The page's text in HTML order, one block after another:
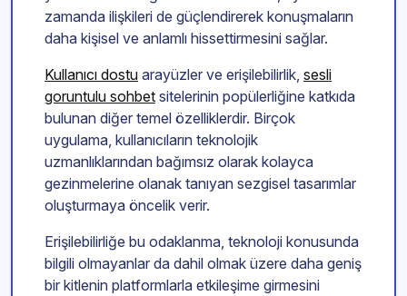
zamanda ilişkileri de güçlendirerek konuşmaların
daha kişisel ve anlamlı hissettirmesini sağlar.
Kullanıcı dostu arayüzler ve erişilebilirlik, sesli
goruntulu sohbet sitelerinin popülerliğine katkıda
bulunan diğer temel özelliklerdir. Birçok
uygulama, kullanıcıların teknolojik
uzmanlıklarından bağımsız olarak kolayca
gezinmelerine olanak tanıyan sezgisel tasarımlar
oluşturmaya öncelik verir.
Erişilebilirliğe bu odaklanma, teknoloji konusunda
bilgili olmayanlar da dahil olmak üzere daha geniş
bir kitlenin platformlarla etkileşime girmesini